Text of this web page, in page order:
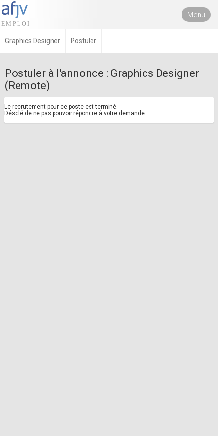
Menu
Graphics Designer Postuler
Postuler à l'annonce : Graphics Designer
(Remote)
Le recrutement pour ce poste est terminé.
Désolé de ne pas pouvoir répondre à votre demande.